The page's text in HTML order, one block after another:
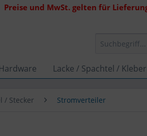
Preise und MwSt. gelten für
Hardware Lacke / Spachtel / Kleber
/ Stecker Stromverteiler